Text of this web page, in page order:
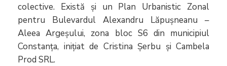
colective. Există și un Plan Urbanistic Zonal
pentru Bulevardul Alexandru Lăpușneanu –
Aleea Argeșului, zona bloc S6 din municipiul
Constanța, inițiat de Cristina Șerbu și Cambela
Prod SRL.